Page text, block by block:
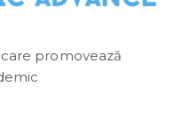
promovează